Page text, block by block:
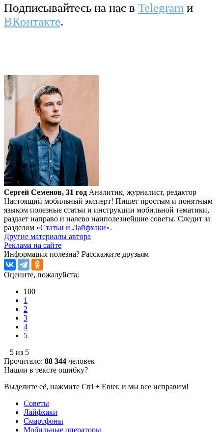
Подписывайтесь на нас в Telegram и
ВКонтакте.
Сергей Семенов, 31 год Аналитик, журналист, редактор
Настоящий мобильный эксперт! Пишет простым и понятным
языком полезные статьи и инструкции мобильной тематики,
раздает направо и налево наиполезнейшие советы. Следит за
разделом «Статьи и Лайфхаки».
Другие материалы автора
Реклама на сайте
Информация полезна? Расскажите друзьям
Оцените, пожалуйста:
100
1
2
3
4
5
5 из 5
Прочитало: 88 344 человек
Нашли в тексте ошибку?
Выделите её, нажмите Ctrl + Enter, и мы все исправим!
Советы
Лайфхаки
Смартфоны
Мобильные операторы